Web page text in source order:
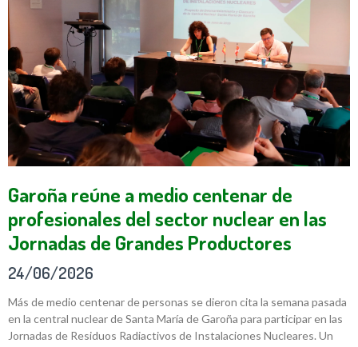
Garoña reúne a medio centenar de
profesionales del sector nuclear en las
Jornadas de Grandes Productores
24/06/2026
Más de medio centenar de personas se dieron cita la semana pasada
en la central nuclear de Santa María de Garoña para participar en las
Jornadas de Residuos Radiactivos de Instalaciones Nucleares. Un